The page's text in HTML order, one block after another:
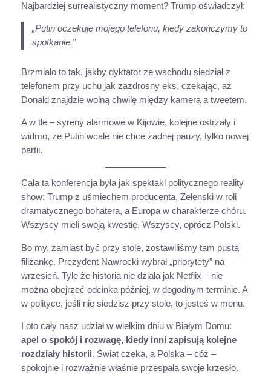
Najbardziej surrealistyczny moment? Trump oświadczył:
„Putin oczekuje mojego telefonu, kiedy zakończymy to
spotkanie.”
Brzmiało to tak, jakby dyktator ze wschodu siedział z
telefonem przy uchu jak zazdrosny eks, czekając, aż
Donald znajdzie wolną chwilę między kamerą a tweetem.
A w tle – syreny alarmowe w Kijowie, kolejne ostrzały i
widmo, że Putin wcale nie chce żadnej pauzy, tylko nowej
partii.
Cała ta konferencja była jak spektakl politycznego reality
show: Trump z uśmiechem producenta, Zełenski w roli
dramatycznego bohatera, a Europa w charakterze chóru.
Wszyscy mieli swoją kwestię. Wszyscy, oprócz Polski.
Bo my, zamiast być przy stole, zostawiliśmy tam pustą
filiżankę. Prezydent Nawrocki wybrał „priorytety” na
wrzesień. Tyle że historia nie działa jak Netflix – nie
można obejrzeć odcinka później, w dogodnym terminie. A
w polityce, jeśli nie siedzisz przy stole, to jesteś w menu.
I oto cały nasz udział w wielkim dniu w Białym Domu:
apel o spokój i rozwagę, kiedy inni zapisują kolejne
rozdziały historii. Świat czeka, a Polska – cóż –
spokojnie i rozważnie właśnie przespała swoje krzesło.